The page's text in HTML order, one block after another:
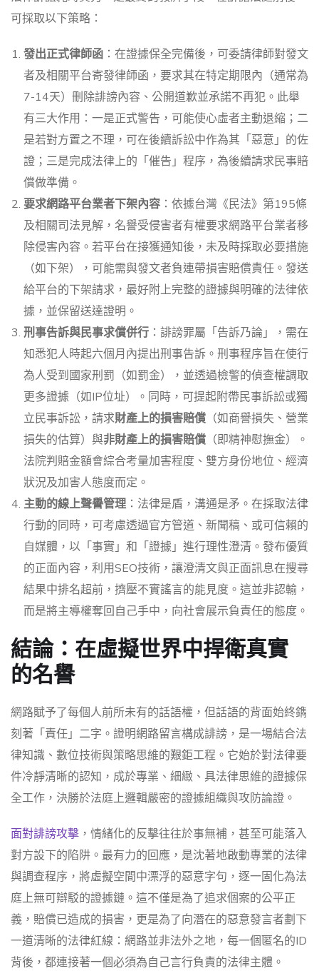
可採取以下策略：
發出正式律師函 ：在證據保全完備後，可委請律師對發文
者及相關平台寄發律師函，要求其在特定期限內（通常為
7-14天）刪除誹謗內容、公開道歉並承諾不再犯。此舉
有三大作用：一是正式警告，可能使心虛者主動退縮；二
是若對方置之不理，可在後續訴訟中作為其「惡意」的佐
證；三是完成法律上的「催告」程序，為後續請求民事賠
償做準備。
要求網路平台業者下架內容 ：依據台灣《民法》第195條
及相關司法見解，名譽受侵害者有權要求網路平台業者移
除侵害內容。若平台在接獲通知後，未及時採取必要措施
（如下架），可能需與發文者負連帶損害賠償責任。發送
給平台的下架請求，最好附上完整的證據與明確的法律依
據，並保留送達證明。
刑事告訴與民事求償併行 ：誹謗罪屬「告訴乃論」，需在
知悉犯人時起六個月內提出刑事告訴。刑事程序旨在使行
為人受到國家刑罰（如罰金），並透過檢警的偵查權調取
更多證據（如IP位址）。同時，可提起附帶民事訴訟或獨
立民事訴訟，請求財產上的損害賠償 （如商譽損失、營業
損失的估算）與非財產上的損害賠償 （即精神慰撫金）。
法院判賠金額會綜合考量加害程度、雙方身份地位、經濟
狀況及加害人態度而定。
主動的線上聲譽管理 ：法律是盾，溝通是矛。在採取法律
行動的同時，可考慮透過官方管道、新聞稿、或可信賴的
自媒體，以「事實」和「證據」進行理性澄清。發布優質
的正面內容，利用SEO技術，讓澄清文與正面訊息在搜尋
結果中排名超前，擠壓不實謠言的能見度。這並非認輸，
而是將主導權奪回自己手中，向社會展示負責任的態度。
結論：在虛擬世界中捍衛真實
的名譽
網路賦予了每個人前所未有的話語權，但話語的背面始終鐫
刻著「責任」二字。證明網路留言構成誹謗，是一場結合法
律知識、數位技術與策略思維的艱鉅工程。它始於對法律要
件冷靜清晰的認知，成於專業、細緻、具法律思維的證據保
全工作，決勝於法庭上邏輯嚴密的證據組織與攻防論證。
面對誹謗攻擊 ，情緒化的反擊往往於事無補，甚至可能落入
對方設下的陷阱。最有力的回應，是沈著地啟動專業的法律
與調查程序，將虛擬空間中漂浮的惡意字句，逐一固化為法
庭上無可辯駁的證據鏈。這不僅是為了追求個案的公平正
義，賠償已造成的損害，更是為了向潛在的惡意發言者劃下
一道清晰的法律紅線：網路並非法外之地，每一個匿名的ID
背後，都連接著一個必須為自己言行負責的法律主體。